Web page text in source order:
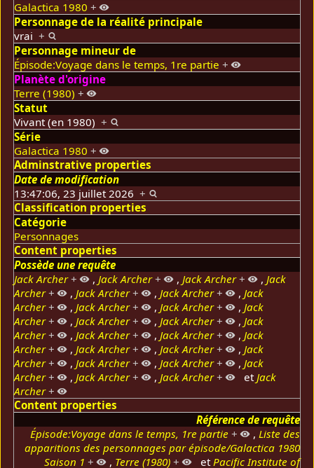
Galactica 1980 +
Personnage de la réalité principale
vrai+
Personnage mineur de
Épisode:Voyage dans le temps, 1re partie +
Planète d'origine
Terre (1980) +
Statut
Vivant (en 1980)+
Série
Galactica 1980 +
Adminstrative properties
Date de modification
13:47:06, 23 juillet 2026 +
Classification properties
Catégorie
Personnages
Content properties
Possède une requête
Jack Archer + ,Jack Archer + ,Jack Archer + ,Jack
Archer + ,Jack Archer + ,Jack Archer + ,Jack
Archer + ,Jack Archer + ,Jack Archer + ,Jack
Archer + ,Jack Archer + ,Jack Archer + ,Jack
Archer + ,Jack Archer + ,Jack Archer + ,Jack
Archer + ,Jack Archer + ,Jack Archer + ,Jack
Archer + ,Jack Archer + ,Jack Archer + ,Jack
Archer + ,Jack Archer + ,Jack Archer + etJack
Archer +
Content properties
Référence de requête
Épisode:Voyage dans le temps, 1re partie + , Liste des
apparitions des personnages par épisode/Galactica 1980
Saison 1 + , Terre (1980) + etPacific Institute of